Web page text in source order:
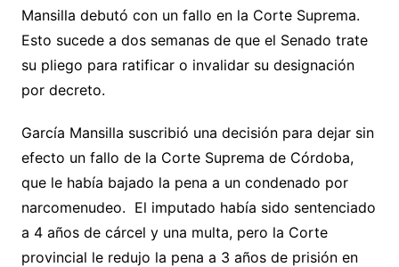
Mansilla debutó con un fallo en la Corte Suprema.
Esto sucede a dos semanas de que el Senado trate
su pliego para ratificar o invalidar su designación
por decreto.
García Mansilla suscribió una decisión para dejar sin
efecto un fallo de la Corte Suprema de Córdoba,
que le había bajado la pena a un condenado por
narcomenudeo. El imputado había sido sentenciado
a 4 años de cárcel y una multa, pero la Corte
provincial le redujo la pena a 3 años de prisión en